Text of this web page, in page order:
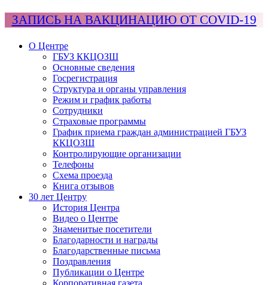
ЗАПИСЬ НА ВАКЦИНАЦИЮ ОТ COVID-19
О Центре
ГБУЗ ККЦОЗШ
Основные сведения
Госрегистрация
Структура и органы управления
Режим и график работы
Сотрудники
Страховые программы
График приема граждан администрацией ГБУЗ
ККЦОЗШ
Контролирующие организации
Телефоны
Схема проезда
Книга отзывов
30 лет Центру
История Центра
Видео о Центре
Знаменитые посетители
Благодарности и награды
Благодарственные письма
Поздравления
Публикации о Центре
Корпоративная газета